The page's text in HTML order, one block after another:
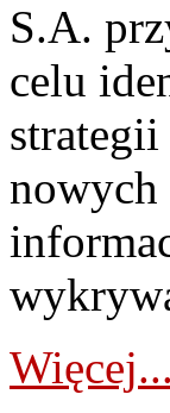
S.A.
celu
Więcej...